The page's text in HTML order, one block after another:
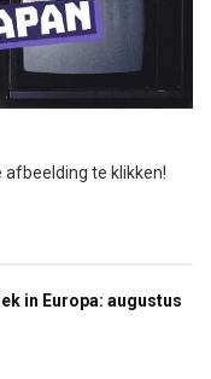
afbeelding te klikken!
in Europa: augustus